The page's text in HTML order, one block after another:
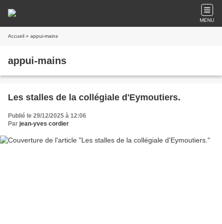
MENU
Accueil » appui-mains
appui-mains
Les stalles de la collégiale d'Eymoutiers.
Publié le 29/12/2025 à 12:06
Par jean-yves cordier